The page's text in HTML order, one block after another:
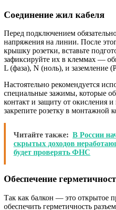
Соединение жил кабеля
Перед подключением
напряжения на линии. После
крышку розетки, вставьте
зафиксируйте их в клеммах —
L (фаза), N (ноль), и заземление
Настоятельно рекомендуется
специальные зажимы, которые
контакт и защиту от окисления
закрепите розетку в монтажной
Читайте также: В России
скрытых доходов
будет проверять ФНС
Обеспечение
Так как балкон — это открытое
обеспечить герметичность